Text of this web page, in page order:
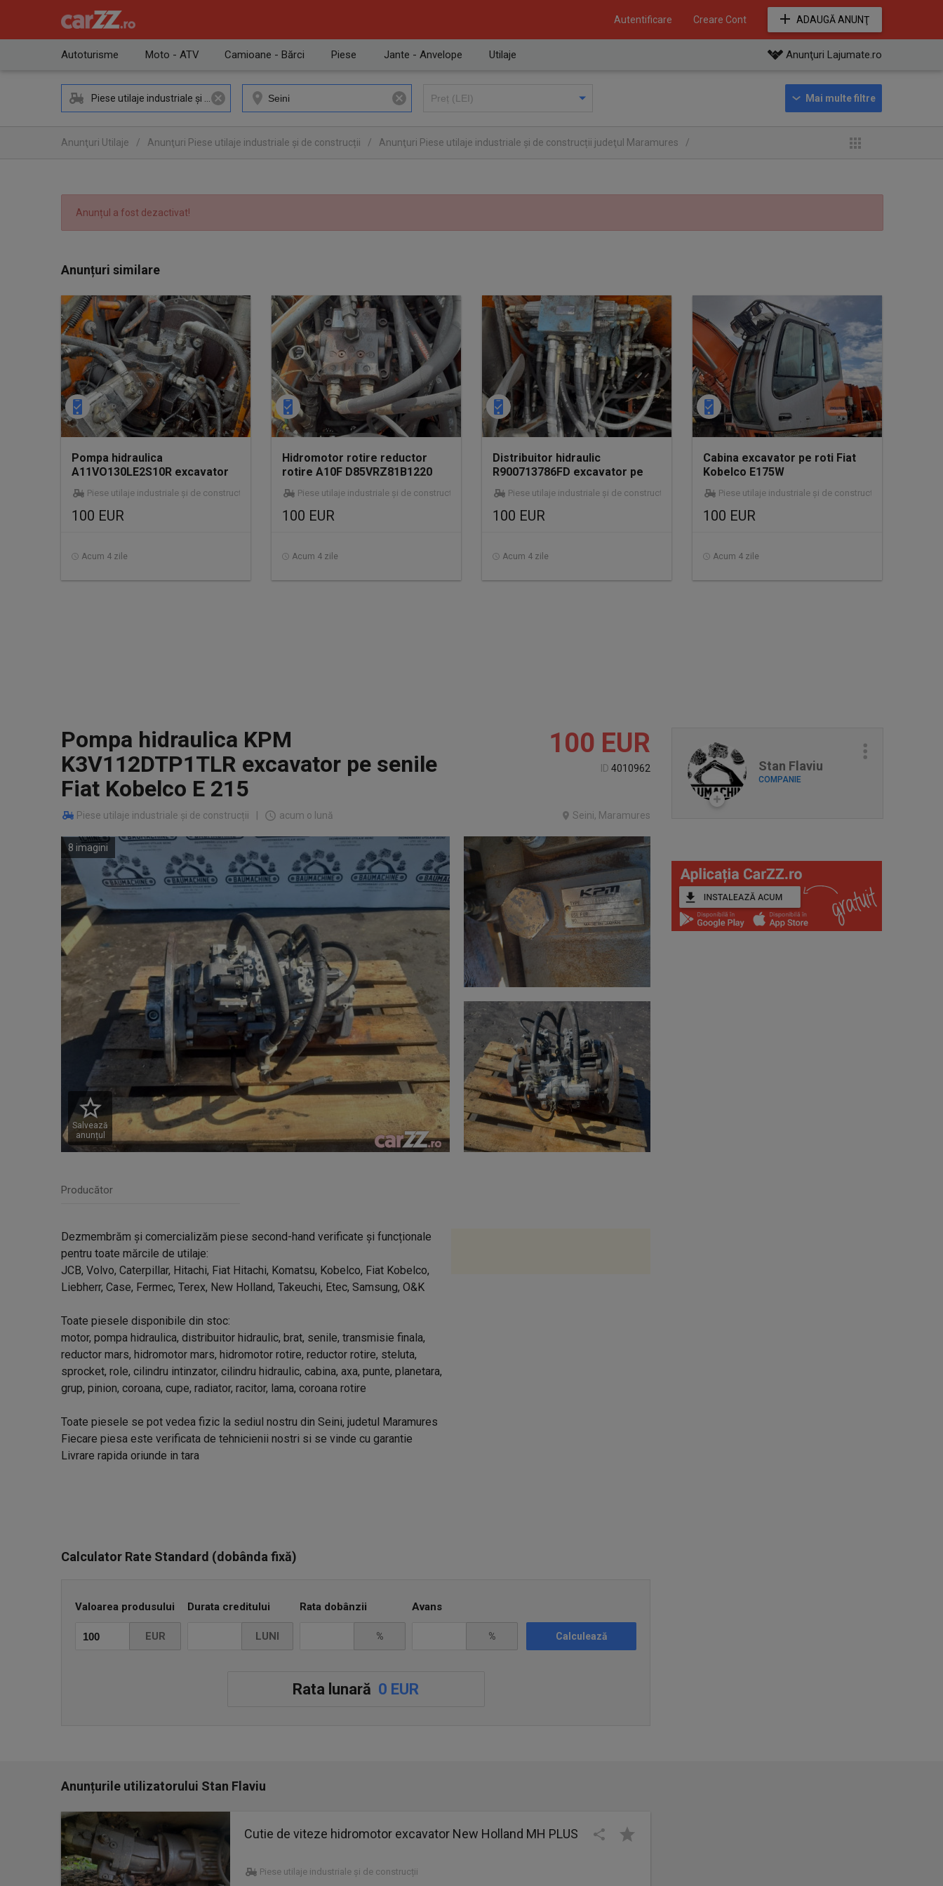
Autentificare Creare Cont ADAUGĂ ANUNŢ
Autoturisme Moto - ATV Camioane - Bărci Piese Jante - Anvelope Utilaje Anunţuri Lajumate.ro
Anunţuri Utilaje / Anunţuri Piese utilaje industriale și de construcții / Anunţuri Piese utilaje industriale și de construcții judeţul Maramures /
Anunțul a fost dezactivat!
Anunțuri similare
Pompa hidraulica
A11VO130LE2S10R excavator
pe roti Fiat Kobelco E17
Piese utilaje industriale și de construcții
100 EUR
Acum 4 zile
Hidromotor rotire reductor
rotire A10F D85VRZ81B1220
excavator pe roti Fiat Kobe
Piese utilaje industriale și de construcții
100 EUR
Acum 4 zile
Distribuitor hidraulic
R900713786FD excavator pe
roti Fiat Kobelco E175W
Piese utilaje industriale și de construcții
100 EUR
Acum 4 zile
Cabina excavator pe roti Fiat
Kobelco E175W
Piese utilaje industriale și de construcții
100 EUR
Acum 4 zile
Stan Flaviu
COMPANIE
Pompa hidraulica KPM
K3V112DTP1TLR excavator pe senile
Fiat Kobelco E 215
100 EUR
ID 4010962
Piese utilaje industriale și de construcții acum o lună Seini, Maramures
Salvează
anunțul
8 imagini
Producător
Dezmembrăm și comercializăm piese second-hand verificate și funcționale
pentru toate mărcile de utilaje:
JCB, Volvo, Caterpillar, Hitachi, Fiat Hitachi, Komatsu, Kobelco, Fiat Kobelco,
Liebherr, Case, Fermec, Terex, New Holland, Takeuchi, Etec, Samsung, O&K
Toate piesele disponibile din stoc:
motor, pompa hidraulica, distribuitor hidraulic, brat, senile, transmisie finala,
reductor mars, hidromotor mars, hidromotor rotire, reductor rotire, steluta,
sprocket, role, cilindru intinzator, cilindru hidraulic, cabina, axa, punte, planetara,
grup, pinion, coroana, cupe, radiator, racitor, lama, coroana rotire
Toate piesele se pot vedea fizic la sediul nostru din Seini, judetul Maramures
Fiecare piesa este verificata de tehnicienii nostri si se vinde cu garantie
Livrare rapida oriunde in tara
Calculator Rate Standard (dobânda fixă)
Valoarea produsului
EUR
Durata creditului
LUNI
Rata dobânzii
%
Avans
% Calculează
Rata lunară 0 EUR
Anunțurile utilizatorului Stan Flaviu
Cutie de viteze hidromotor excavator New Holland MH PLUS
Piese utilaje industriale și de construcții